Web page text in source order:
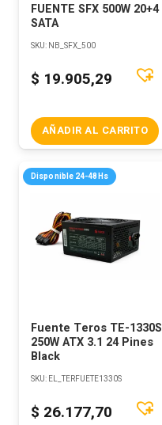
FUENTE SFX 500W 20+4
SATA
SKU: NB_SFX_500
$ 19.905,29
AÑADIR AL CARRITO
Disponible 24-48Hs
Fuente Teros TE-1330S
250W ATX 3.1 24 Pines
Black
SKU: EL_TERFUETE1330S
$ 26.177,70